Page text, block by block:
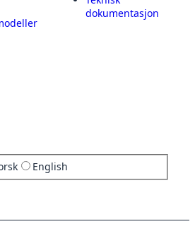
dokumentasjon
English